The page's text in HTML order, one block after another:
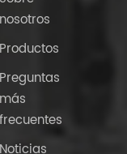
nosotros
Productos
Preguntas
más
frecuentes
Noticias